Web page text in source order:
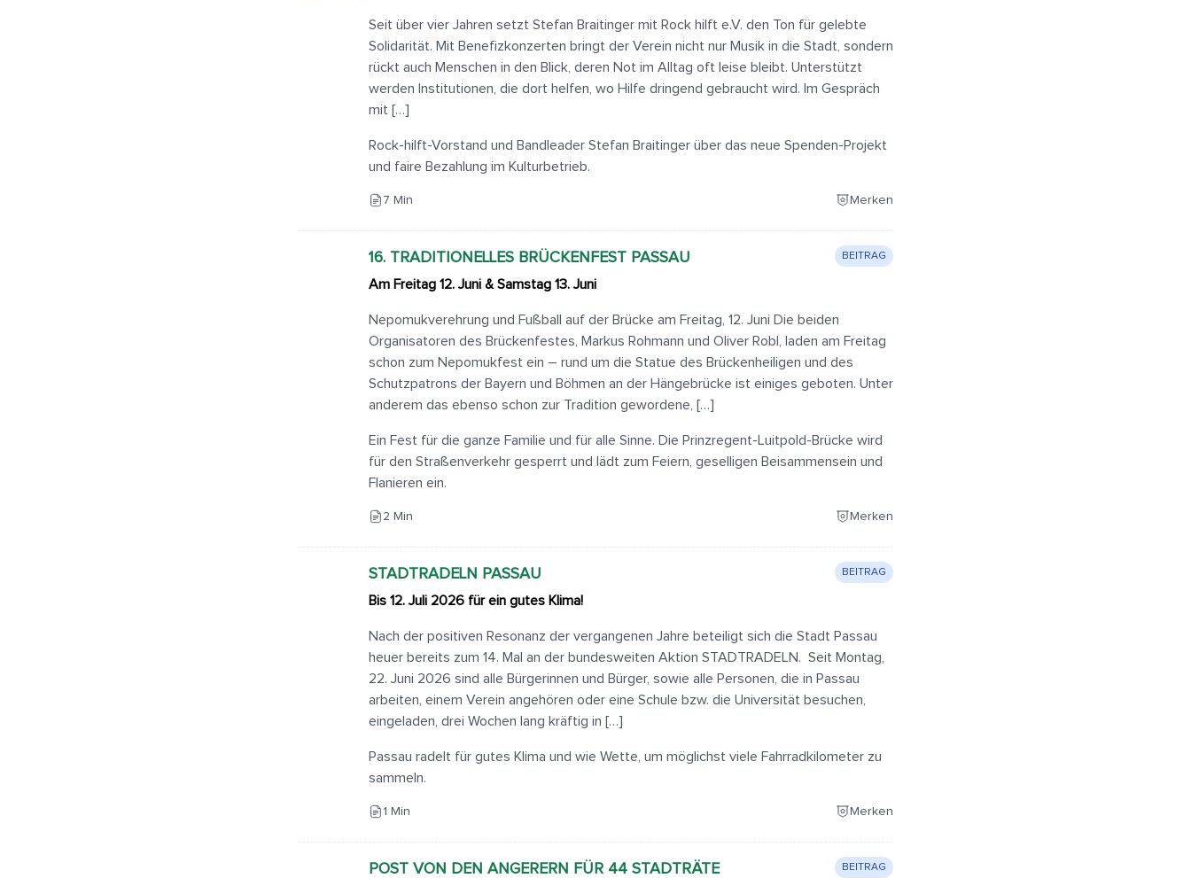
Seit über vier Jahren setzt Stefan Braitinger mit Rock hilft e.V. den Ton für gelebte
Solidarität. Mit Benefizkonzerten bringt der Verein nicht nur Musik in die Stadt, sondern
rückt auch Menschen in den Blick, deren Not im Alltag oft leise bleibt. Unterstützt
werden Institutionen, die dort helfen, wo Hilfe dringend gebraucht wird. Im Gespräch
mit […]
Rock-hilft-Vorstand und Bandleader Stefan Braitinger über das neue Spenden-Projekt
und faire Bezahlung im Kulturbetrieb.
7 Min Merken
16. TRADITIONELLES BRÜCKENFEST PASSAU BEITRAG
Am Freitag 12. Juni & Samstag 13. Juni
Nepomukverehrung und Fußball auf der Brücke am Freitag, 12. Juni Die beiden
Organisatoren des Brückenfestes, Markus Rohmann und Oliver Robl, laden am Freitag
schon zum Nepomukfest ein – rund um die Statue des Brückenheiligen und des
Schutzpatrons der Bayern und Böhmen an der Hängebrücke ist einiges geboten. Unter
anderem das ebenso schon zur Tradition gewordene, […]
Ein Fest für die ganze Familie und für alle Sinne. Die Prinzregent-Luitpold-Brücke wird
für den Straßenverkehr gesperrt und lädt zum Feiern, geselligen Beisammensein und
Flanieren ein.
2 Min Merken
STADTRADELN PASSAU BEITRAG
Bis 12. Juli 2026 für ein gutes Klima!
Nach der positiven Resonanz der vergangenen Jahre beteiligt sich die Stadt Passau
heuer bereits zum 14. Mal an der bundesweiten Aktion STADTRADELN. Seit Montag,
22. Juni 2026 sind alle Bürgerinnen und Bürger, sowie alle Personen, die in Passau
arbeiten, einem Verein angehören oder eine Schule bzw. die Universität besuchen,
eingeladen, drei Wochen lang kräftig in […]
Passau radelt für gutes Klima und wie Wette, um möglichst viele Fahrradkilometer zu
sammeln.
1 Min Merken
POST VON DEN ANGERERN FÜR 44 STADTRÄTE BEITRAG